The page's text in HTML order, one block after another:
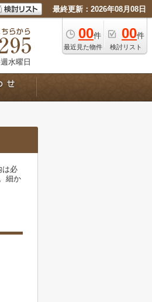
最終更新：2026年08月08日
00件
最近見た物件
00件
検討リスト
水曜日
は必
細か